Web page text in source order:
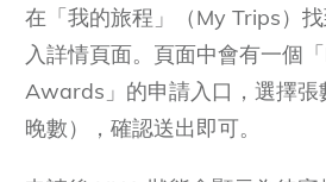
在「我的旅程」（My Trips）
入詳情頁面。頁面中會有一個
Awards」的申請入口，選擇張
晚數），確認送出即可。